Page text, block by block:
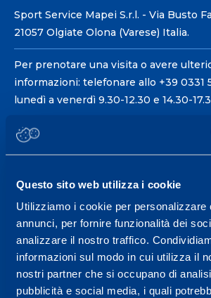
Questo sito web utilizza i cookie
Utilizziamo i cookie per personalizzare
annunci, per fornire funzionalità dei
analizzare il nostro traffico.
informazioni sul modo in cui utilizza il
nostri partner che si occupano di
pubblicità e social media, i quali
Sport Service Mapei S.r.l. - Via Busto
21057 Olgiate Olona (Varese) Italia.
Per prenotare una visita o avere
informazioni: telefonare allo +39 0331
lunedì a venerdì 9.30-12.30 e 14.30-
ORARI DI APERTURA RECEPTION
Centro servizi per
prestazione ed il
wellness.